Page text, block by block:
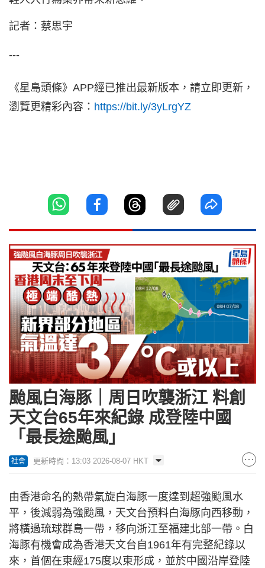
記者：蔡思宇
---
《星島頭條》APP經已推出最新版本，請立即更新，
瀏覽更精彩內容： https://bit.ly/3yLrgYZ
颱風白海豚｜周日吹襲浙江 料創
天文台65年來紀錄 成登陸中國
「最長途颱風」
社會 更新時間：13:03 2026-08-07 HKT
由香港命名的熱帶氣旋白海豚一度達到超強颱風水
平，後減弱為強颱風，天文台預料白海豚向西移動，
將橫過琉球群島一帶，移向浙江至福建北部一帶。白
海豚有機會成為香港天文台自1961年有完整紀錄以
來，首個在東經175度以東形成，並於中國沿岸登陸